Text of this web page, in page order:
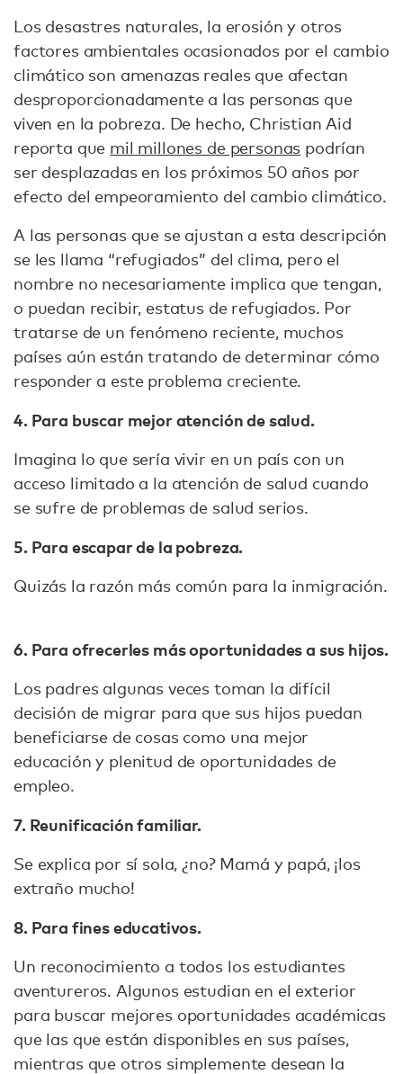
Los desastres naturales, la erosión y otros
factores ambientales ocasionados por el cambio
climático son amenazas reales que afectan
desproporcionadamente a las personas que
viven en la pobreza. De hecho, Christian Aid
reporta que mil millones de personas podrían
ser desplazadas en los próximos 50 años por
efecto del empeoramiento del cambio climático.
A las personas que se ajustan a esta descripción
se les llama “refugiados” del clima, pero el
nombre no necesariamente implica que tengan,
o puedan recibir, estatus de refugiados. Por
tratarse de un fenómeno reciente, muchos
países aún están tratando de determinar cómo
responder a este problema creciente.
4. Para buscar mejor atención de salud.
Imagina lo que sería vivir en un país con un
acceso limitado a la atención de salud cuando
se sufre de problemas de salud serios.
5. Para escapar de la pobreza.
Quizás la razón más común para la inmigración.
6. Para ofrecerles más oportunidades a sus hijos.
Los padres algunas veces toman la difícil
decisión de migrar para que sus hijos puedan
beneficiarse de cosas como una mejor
educación y plenitud de oportunidades de
empleo.
7. Reunificación familiar.
Se explica por sí sola, ¿no? Mamá y papá, ¡los
extraño mucho!
8. Para fines educativos.
Un reconocimiento a todos los estudiantes
aventureros. Algunos estudian en el exterior
para buscar mejores oportunidades académicas
que las que están disponibles en sus países,
mientras que otros simplemente desean la